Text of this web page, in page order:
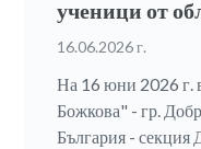
ученици от
16.06.2026 г.
На 16 юни 2026 г.
Божкова" - гр.
България - секция